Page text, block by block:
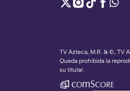
TV Azteca, M.R. & ©, TV
Queda prohibida la
su titular.